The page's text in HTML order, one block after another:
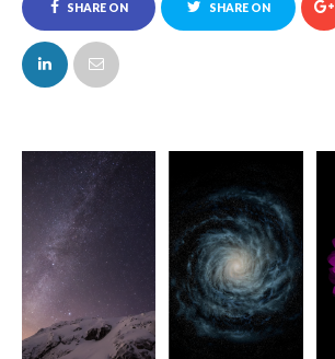
SHARE ON
FACEBOOK
SHARE ON